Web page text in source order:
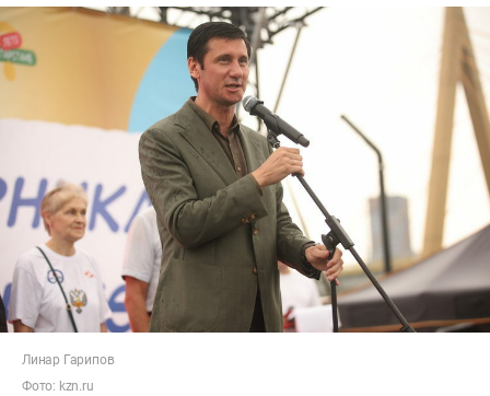
Линар Гарипов
Фото: kzn.ru